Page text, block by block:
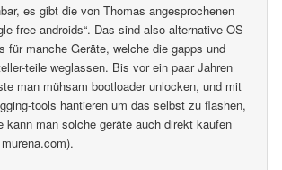
es gibt die von Thomas angesprochenen
free-androids“. Das sind also alternative OS-
für manche Geräte, welche die gapps und
teile weglassen. Bis vor ein paar Jahren
man mühsam bootloader unlocken, und mit
tools hantieren um das selbst zu flashen,
kann man solche geräte auch direkt kaufen